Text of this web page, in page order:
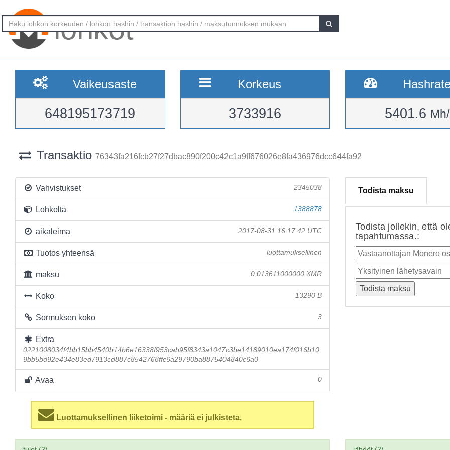
lohkot
Vaikeusaste
648195173719
Korkeus
3733916 5401.6
Transaktio 76343fa216fcb27f27dbac890f200c42c1a9ff676026e8fa436976dcc644fa92
Vahvistukset 2345038
Lohkolta 1388878
aikaleima 2017-08-31 16:17:42 UTC
Tuotos yhteensä luottamuksellinen
maksu 0.013611000000 XMR
Koko 13290 B
Sormuksen koko 3
Extra
0221008034f4bb15bb4540b14b6e16338f953cab95f8343a1047c3be14189010ea174f016b10
9bb5bd92e434e83ed7913cd887c8542768ffc6a29790ba8875404840c6a0
Avaa 0
Luottamuksellinen liiketoimi - määriä ei julkisteta.
Todista maksu
Todista jollekin, että
tapahtumassa.: